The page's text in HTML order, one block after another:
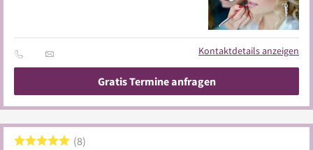
Kontaktdetails anzeigen
Gratis Termine anfragen
8